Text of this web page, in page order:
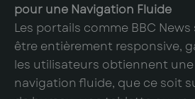
pour une Navigation Fluide
Les portails comme BBC
être entièrement responsive,
les utilisateurs obtiennent
navigation fluide, que ce soit